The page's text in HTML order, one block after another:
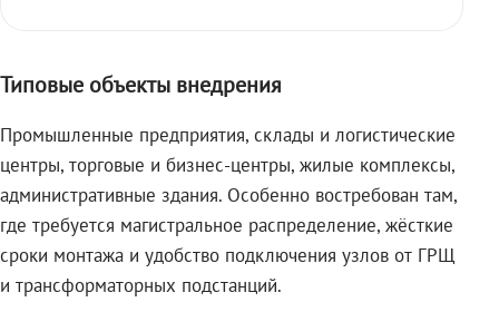
Типовые объекты внедрения
Промышленные предприятия, склады и логистические
центры, торговые и бизнес-центры, жилые комплексы,
административные здания. Особенно востребован там,
где требуется магистральное распределение, жёсткие
сроки монтажа и удобство подключения узлов от ГРЩ
и трансформаторных подстанций.